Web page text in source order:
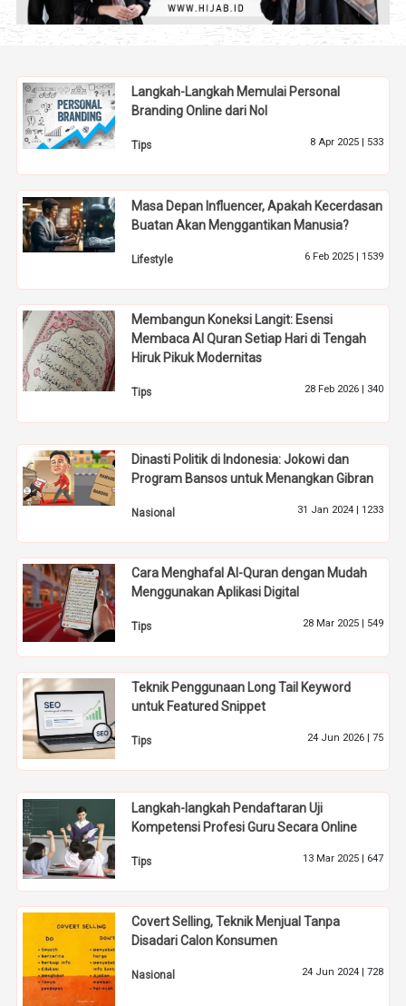
Langkah-Langkah Memulai Personal
Branding Online dari Nol
Tips 8 Apr 2025 | 533
Masa Depan Influencer, Apakah Kecerdasan
Buatan Akan Menggantikan Manusia?
Lifestyle 6 Feb 2025 | 1539
Membangun Koneksi Langit: Esensi
Membaca Al Quran Setiap Hari di Tengah
Hiruk Pikuk Modernitas
Tips 28 Feb 2026 | 340
Dinasti Politik di Indonesia: Jokowi dan
Program Bansos untuk Menangkan Gibran
Nasional 31 Jan 2024 | 1233
Cara Menghafal Al-Quran dengan Mudah
Menggunakan Aplikasi Digital
Tips 28 Mar 2025 | 549
Teknik Penggunaan Long Tail Keyword
untuk Featured Snippet
Tips 24 Jun 2026 | 75
Langkah-langkah Pendaftaran Uji
Kompetensi Profesi Guru Secara Online
Tips 13 Mar 2025 | 647
Covert Selling, Teknik Menjual Tanpa
Disadari Calon Konsumen
Nasional 24 Jun 2024 | 728